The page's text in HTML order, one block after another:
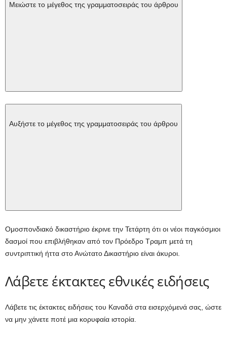
Μειώστε το μέγεθος της γραμματοσειράς του άρθρου
Αυξήστε το μέγεθος της γραμματοσειράς του άρθρου
Ομοσπονδιακό δικαστήριο έκρινε την Τετάρτη ότι οι νέοι παγκόσμιοι
δασμοί που επιβλήθηκαν από τον Πρόεδρο Τραμπ μετά τη
συντριπτική ήττα στο Ανώτατο Δικαστήριο είναι άκυροι.
Λάβετε έκτακτες εθνικές ειδήσεις
Λάβετε τις έκτακτες ειδήσεις του Καναδά στα εισερχόμενά σας, ώστε
να μην χάνετε ποτέ μια κορυφαία ιστορία.